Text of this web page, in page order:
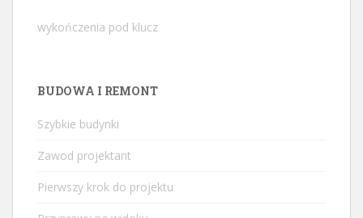
wykończenia pod klucz
BUDOWA I REMONT
Szybkie budynki
Zawod projektant
Pierwszy krok do projektu